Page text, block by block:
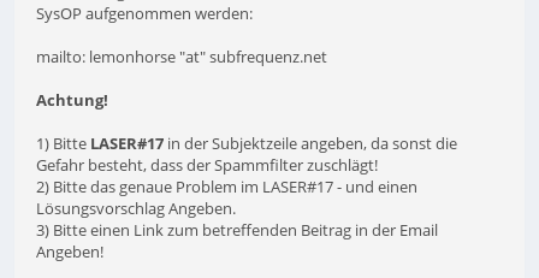
SysOP aufgenommen werden:
mailto: lemonhorse "at" subfrequenz.net
Achtung!
1) Bitte LASER#17 in der Subjektzeile angeben, da sonst die
Gefahr besteht, dass der Spammfilter zuschlägt!
2) Bitte das genaue Problem im LASER#17 - und einen
Lösungsvorschlag Angeben.
3) Bitte einen Link zum betreffenden Beitrag in der Email
Angeben!